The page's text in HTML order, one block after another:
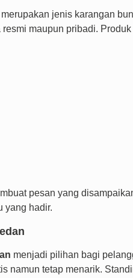
merupakan jenis karangan
maupun pribadi.
pesan yang
yang hadir.
menjadi pilihan bagi
namun tetap menarik.